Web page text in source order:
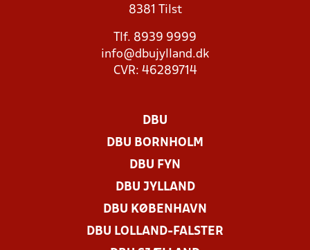
8381 Tilst
Tlf. 8939 9999
info@dbujylland.dk
CVR: 46289714
DBU
DBU BORNHOLM
DBU FYN
DBU JYLLAND
DBU KØBENHAVN
DBU LOLLAND-FALSTER